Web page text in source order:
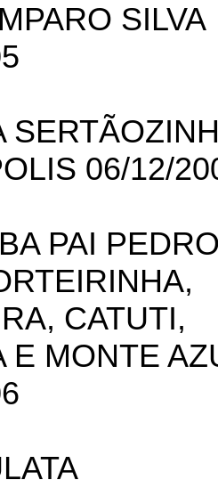
SILVA
06/12/
PAI
CATUTI,
E MONTE